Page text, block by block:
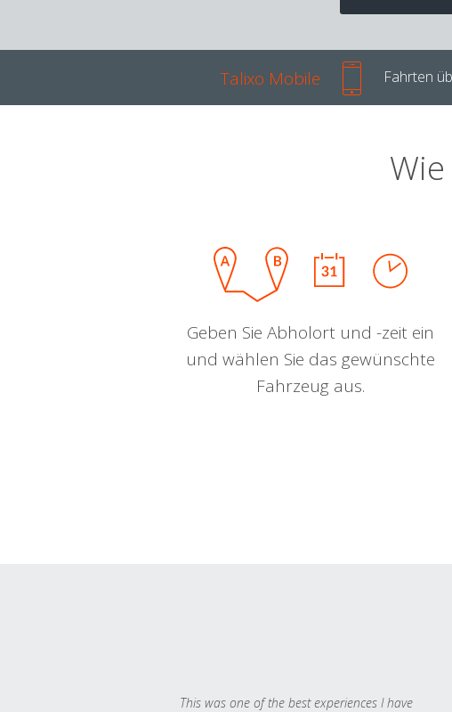
Talixo Mobile Fahrten
Geben Sie Abholort und -zeit ein
und wählen Sie das gewünschte
Fahrzeug aus.
This was one of the best experiences I have